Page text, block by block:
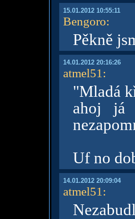
15.01.2012 10:55:11
Bengoro:
Pěkně
14.01.2012 20:16:26
atmel51 :
"Mladá
ahoj
Uf no
14.01.2012 20:09:04
atmel51 :